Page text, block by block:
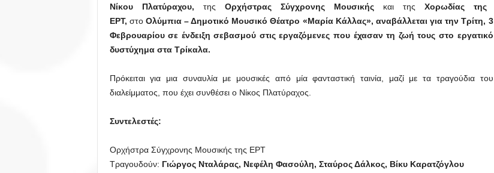
Νίκου Πλατύραχου, της Ορχήστρας Σύγχρονης Μουσικής και της Χορωδίας της
ΕΡΤ, στο Ολύμπια – Δημοτικό Μουσικό Θέατρο «Μαρία Κάλλας», αναβάλλεται για την Τρίτη, 3
Φεβρουαρίου σε ένδειξη σεβασμού στις εργαζόμενες που έχασαν τη ζωή τους στο εργατικό
δυστύχημα στα Τρίκαλα.
Πρόκειται για μια συναυλία με μουσικές από μία φανταστική ταινία, μαζί με τα τραγούδια του
διαλείμματος, που έχει συνθέσει ο Νίκος Πλατύραχος.
Συντελεστές:
Ορχήστρα Σύγχρονης Μουσικής της ΕΡΤ
Τραγουδούν: Γιώργος Νταλάρας, Νεφέλη Φασούλη, Σταύρος Δάλκος, Βίκυ Καρατζόγλου